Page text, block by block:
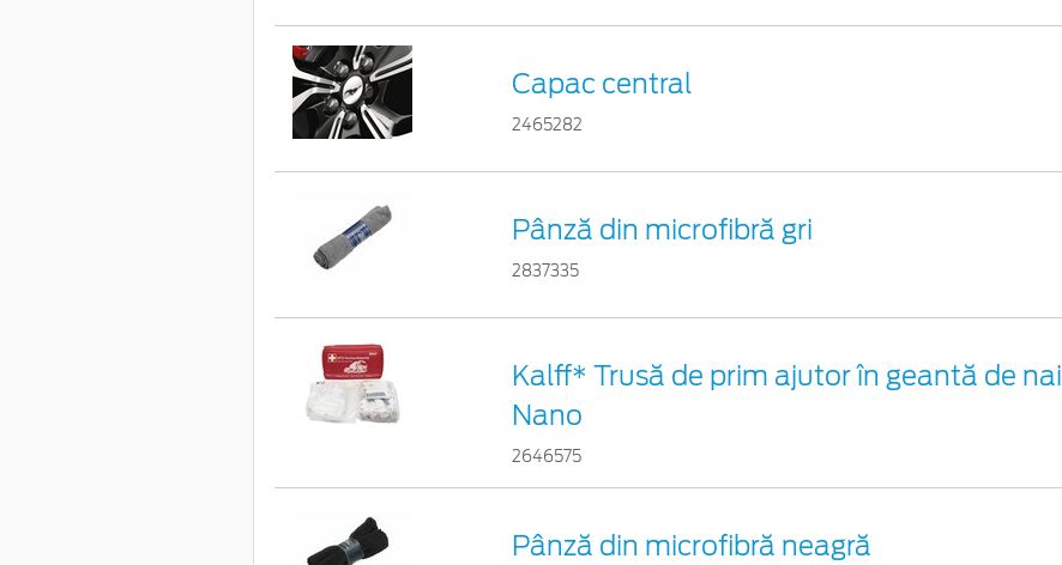
Capac central
2465282
Pânză din microfibră gri
2837335
Kalff* Trusă de prim ajutor în geantă de
Nano
2646575
Pânză din microfibră neagră